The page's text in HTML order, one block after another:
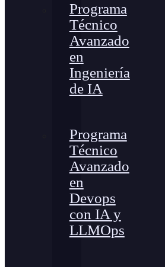
Programa
Técnico
Avanzado
en
Ingeniería
de IA
Programa
Técnico
Avanzado
en
Devops
con IA y
LLMOps